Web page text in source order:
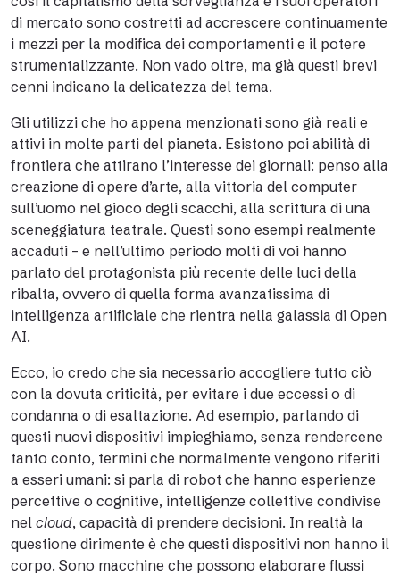
di mercato sono costretti ad accrescere continuamente
i mezzi per la modifica dei comportamenti e il potere
strumentalizzante. Non vado oltre, ma già questi brevi
cenni indicano la delicatezza del tema.
Gli utilizzi che ho appena menzionati sono già reali e
attivi in molte parti del pianeta. Esistono poi abilità di
frontiera che attirano l’interesse dei giornali: penso alla
creazione di opere d’arte, alla vittoria del computer
sull’uomo nel gioco degli scacchi, alla scrittura di una
sceneggiatura teatrale. Questi sono esempi realmente
accaduti – e nell’ultimo periodo molti di voi hanno
parlato del protagonista più recente delle luci della
ribalta, ovvero di quella forma avanzatissima di
intelligenza artificiale che rientra nella galassia di Open
AI.
Ecco, io credo che sia necessario accogliere tutto ciò
con la dovuta criticità, per evitare i due eccessi o di
condanna o di esaltazione. Ad esempio, parlando di
questi nuovi dispositivi impieghiamo, senza rendercene
tanto conto, termini che normalmente vengono riferiti
a esseri umani: si parla di robot che hanno esperienze
percettive o cognitive, intelligenze collettive condivise
nel cloud, capacità di prendere decisioni. In realtà la
questione dirimente è che questi dispositivi non hanno il
corpo. Sono macchine che possono elaborare flussi